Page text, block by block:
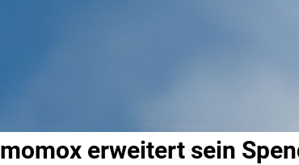
momox erweitert sein